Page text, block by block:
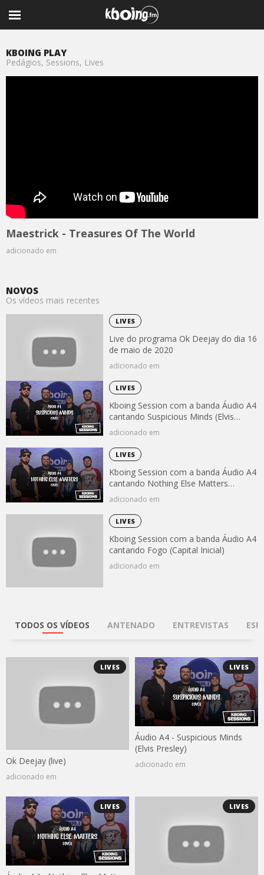
KBOING PLAY
Pedágios, Sessions, Lives
Maestrick - Treasures Of The World
adicionado em
NOVOS
Os vídeos mais recentes
LIVES
Live do programa Ok Deejay do dia 16
de maio de 2020
adicionado em
LIVES
Kboing Session com a banda Áudio A4
cantando Suspicious Minds (Elvis
Presley)
adicionado em
LIVES
Kboing Session com a banda Áudio A4
cantando Nothing Else Matters
(Metallica)
adicionado em
LIVES
Kboing Session com a banda Áudio A4
cantando Fogo (Capital Inicial)
adicionado em
TODOS OS VÍDEOS ANTENADO ENTREVISTAS
LIVES
Ok Deejay (live)
adicionado em
LIVES
Áudio A4 - Suspicious Minds
(Elvis Presley)
adicionado em
LIVES LIVES